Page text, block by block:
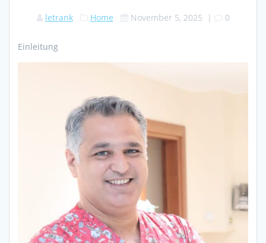
letrank Home November 5, 2025 | 0
Einleitung